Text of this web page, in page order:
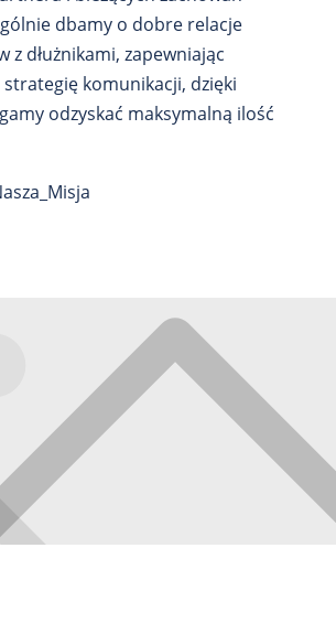
dbamy o dobre relacje
z dłużnikami, zapewniając
komunikacji, dzięki
odzyskać maksymalną ilość